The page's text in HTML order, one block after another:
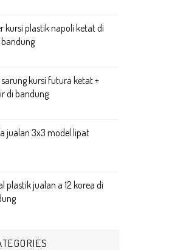
kursi plastik napoli ketat di
kursi futura ketat +
di bandung
jualan 3x3 model lipat
plastik jualan a 12 korea di